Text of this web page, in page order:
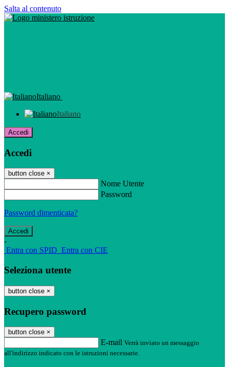
Salta al contenuto
Italiano
Italiano
Accedi
Accedi
button close ×
Nome Utente
Password
Password dimenticata?
-
Entra con SPID Entra con CIE
Seleziona utente
button close ×
Recupero password
button close ×
E-mail Verrà inviato un messaggio
all'indirizzo indicato con le istruzioni necessarie.